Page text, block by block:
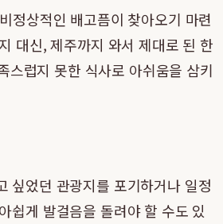
정상적인 배고픔이 찾아오기 마련
대신, 제주까지 와서 제대로 된 한
스럽지 못한 식사로 아쉬움을 삼키
싶었던 관광지를 포기하거나 일정
쉽게 발걸음을 돌려야 할 수도 있